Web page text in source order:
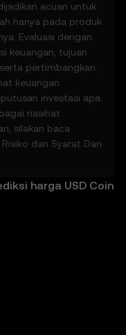
acuan untuk
hanya pada produk
Evaluasi dengan
keuangan, tujuan
pertimbangkan
keuangan
investasi apa
nasihat
silakan baca
dan Syarat Dan
harga USD Coin
yang
investasi.
Fitur
investasi
dan